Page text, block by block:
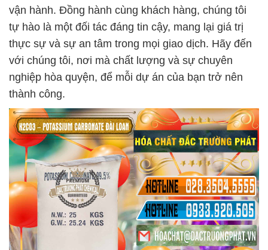
vận hành. Đồng hành cùng khách hàng, chúng tôi
tự hào là một đối tác đáng tin cậy, mang lại giá trị
thực sự và sự an tâm trong mọi giao dịch. Hãy đến
với chúng tôi, nơi mà chất lượng và sự chuyên
nghiệp hòa quyện, để mỗi dự án của bạn trở nên
thành công.